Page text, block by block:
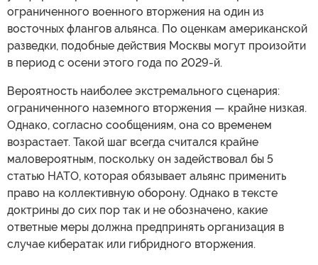
ограниченного военного вторжения на один из
восточных флангов альянса. По оценкам американской
разведки, подобные действия Москвы могут произойти
в период с осени этого года по 2029-й.
Вероятность наиболее экстремального сценария:
ограниченного наземного вторжения — крайне низкая.
Однако, согласно сообщениям, она со временем
возрастает. Такой шаг всегда считался крайне
маловероятным, поскольку он задействовал бы 5
статью НАТО, которая обязывает альянс применить
право на коллективную оборону. Однако в тексте
доктрины до сих пор так и не обозначено, какие
ответные меры должна предпринять организация в
случае кибератак или гибридного вторжения.